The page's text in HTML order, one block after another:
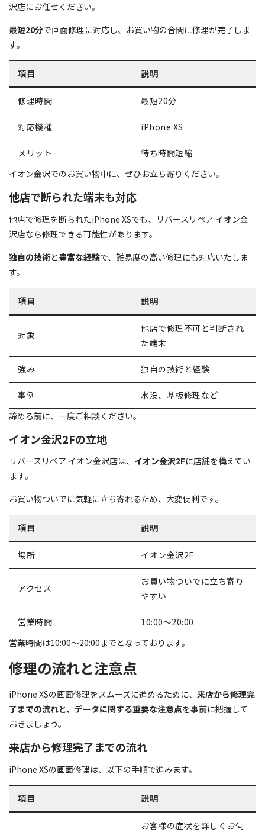
沢店にお任せください。
最短20分で画面修理に対応し、お買い物の合間に修理が完了しま
す。
項目 説明
修理時間 最短20分
対応機種 iPhone XS
メリット
待ち時間短縮
イオン金沢でのお買い物中に、ぜひお立ち寄りください。
他店で断られた端末も対応
他店で修理を断られたiPhone XSでも、リバースリペア イオン金
沢店なら修理できる可能性があります。
独自の技術と豊富な経験で、難易度の高い修理にも対応いたしま
す。
項目 説明
対象
他店で修理不可と判断され
た端末
強み 独自の技術と経験
事例
水没、基板修理など
諦める前に、一度ご相談ください。
イオン金沢2Fの立地
リバースリペア イオン金沢店は、 イオン金沢2Fに店舗を構えてい
ます。
お買い物ついでに気軽に立ち寄れるため、大変便利です。
項目 説明
場所 イオン金沢2F
アクセス
お買い物ついでに立ち寄り
やすい
営業時間
10:00～20:00
営業時間は10:00～20:00までとなっております。
修理の流れと注意点
iPhone XSの画面修理をスムーズに進めるために、 来店から修理完
了までの流れと、データに関する重要な注意点を事前に把握して
おきましょう。
来店から修理完了までの流れ
iPhone XSの画面修理は、以下の手順で進みます。
項目 説明
お客様の症状を詳しくお伺